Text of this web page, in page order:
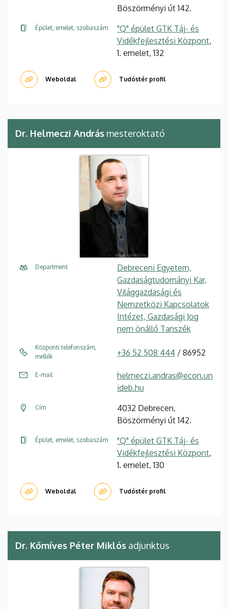
Böszörményi út 142.
Épület, emelet, szobaszám
"Q" épület GTK Táj- és
Vidékfejlesztési Központ,
1. emelet, 132
Weboldal Tudóstér profil
Dr. Helmeczi András mesteroktató
Department
Debreceni Egyetem,
Gazdaságtudományi Kar,
Világgazdasági és
Nemzetközi Kapcsolatok
Intézet, Gazdasági Jog
nem önálló Tanszék
Központi telefonszám,
mellék
+36 52 508 444 / 86952
E-mail
helmeczi.andras@econ.un
ideb.hu
Cím
4032 Debrecen,
Böszörményi út 142.
Épület, emelet, szobaszám
"Q" épület GTK Táj- és
Vidékfejlesztési Központ,
1. emelet, 130
Weboldal Tudóstér profil
Dr. Kőmíves Péter Miklós adjunktus